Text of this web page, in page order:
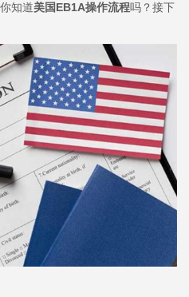
知道美国EB1A操作流程吗？接下